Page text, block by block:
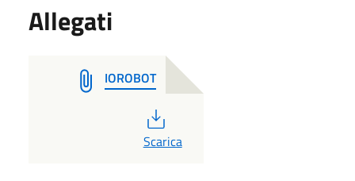
Allegati
IOROBOT
PDF
Scarica